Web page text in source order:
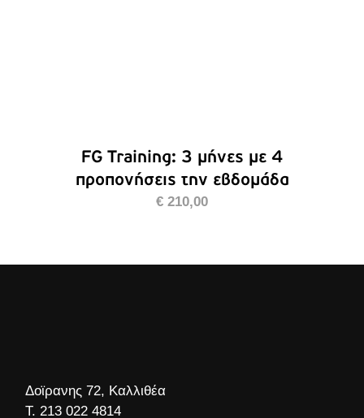
FG Training: 3 μήνες με 4
προπονήσεις την εβδομάδα
€ 210,00
Δοϊρανης 72, Καλλιθέα
Τ. 213 022 4814